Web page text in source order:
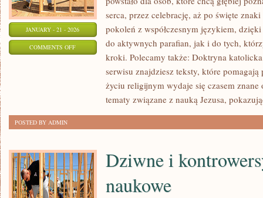
JANUARY - 21 - 2026
COMMENTS OFFON
WSPÓŁCZESNY
serca, przez celebrację, aż po święte znaki
pokoleń z współczesnym językiem,
do aktywnych parafian, jak i do tych,
kroki. Polecamy także: Doktryna
serwisu znajdziesz teksty, które pomagają
życiu religijnym wydaje się czasem
tematy związane z nauką Jezusa,
POSTED BY ADMIN
Dziwne i
naukowe